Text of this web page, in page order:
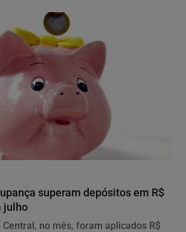
superam depósitos em R$
julho
Central, no mês, foram aplicados R$